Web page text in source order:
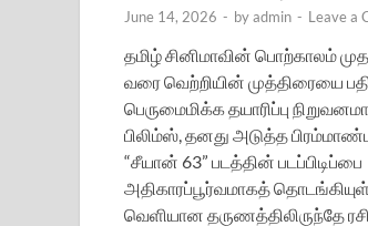
June 14, 2026 - byadmin - Leave a
தமிழ் சினிமாவின் பொற்காலம்
வரை வெற்றியின் முத்திரையை
பெருமைமிக்க தயாரிப்பு
பிலிம்ஸ், தனது அடுத்த
“சீயான் 63” படத்தின் படப்பிடிப்பை
அதிகாரப்பூர்வமாகத்
வெளியான தருணத்திலிருந்தே